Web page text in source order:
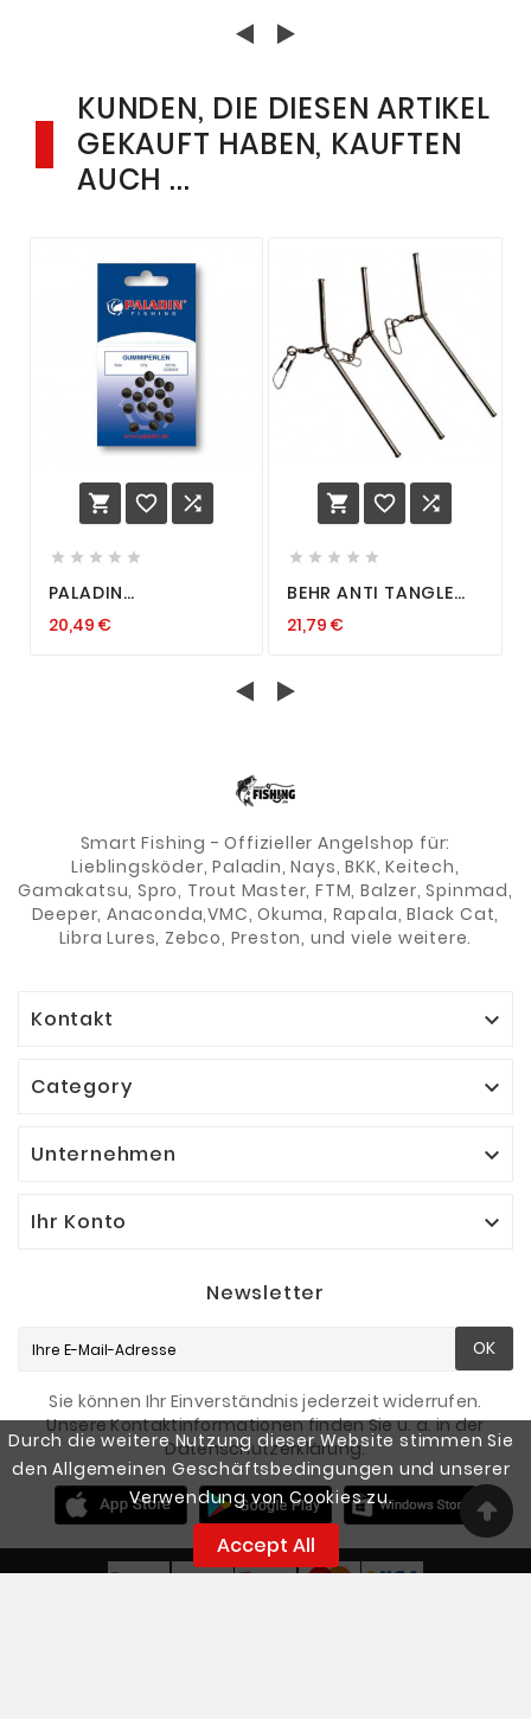
Durch die weitere Nutzung dieser Website stimmen Sie
den Allgemeinen Geschäftsbedingungen und unserer
Verwendung von Cookies zu.
Accept All
KUNDEN, DIE DIESEN ARTIKEL
GEKAUFT HABEN, KAUFTEN
AUCH ...
  
    
PALADIN
GUMMISTOPPER
20,49 €
  
    
BEHR ANTI TANGLE
BLEIMONTAGE
7CM 10 CM
21,79 €
Smart Fishing - Offizieller Angelshop für:
Lieblingsköder, Paladin, Nays, BKK, Keitech,
Gamakatsu, Spro, Trout Master, FTM, Balzer, Spinmad,
Deeper, Anaconda,VMC, Okuma, Rapala, Black Cat,
Libra Lures, Zebco, Preston, und viele weitere.
Kontakt 
Category 
Unternehmen 
Ihr Konto 
Newsletter
OK
Sie können Ihr Einverständnis jederzeit widerrufen.
Unsere Kontaktinformationen finden Sie u. a. in der
Datenschutzerklärung.